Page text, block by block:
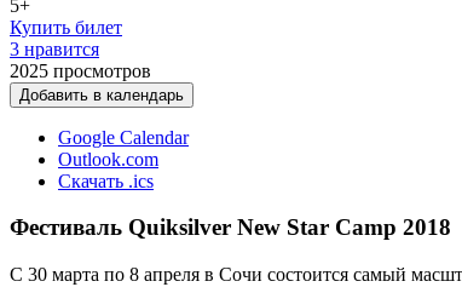
5+
Купить билет
3 нравится
2025 просмотров
Добавить в календарь
Google Calendar
Outlook.com
Скачать .ics
Фестиваль Quiksilver New Star Camp 2018
С 30 марта по 8 апреля в Сочи состоится самый